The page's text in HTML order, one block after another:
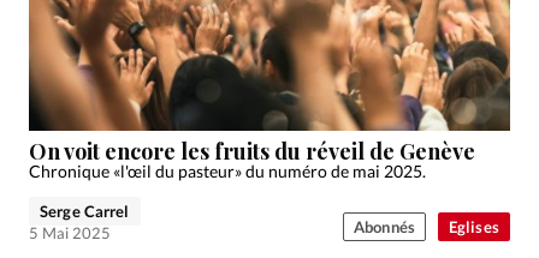
Eglises
On voit encore les fruits du réveil de Genève
Chronique «l'œil du pasteur» du numéro de mai 2025.
Serge Carrel
5 Mai 2025
Abonnés